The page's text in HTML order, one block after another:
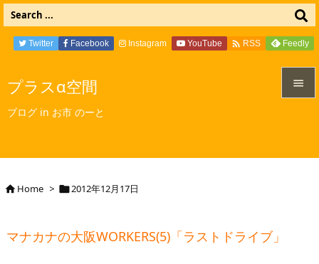
プラスα空間
ブログ in お市 のーと

Twitter Facebook Instagram YouTube  RSS Feedly
Home > 2012年12月17日
マナカナの大阪WORKERS(5)「ラストドライブ」